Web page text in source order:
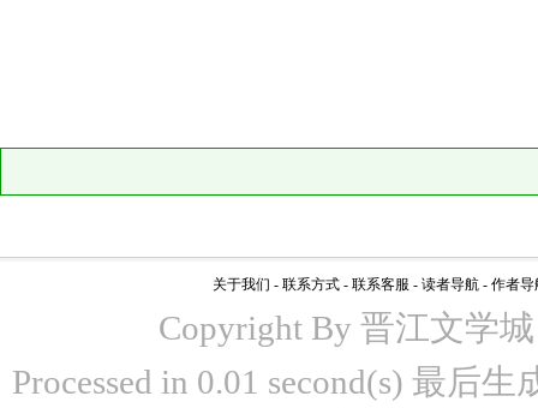
关于我们 - 联系方式 - 联系客服 - 读者导航 - 作者导
Copyright By 晋江文学
Processed in 0.01 second(s) 最后